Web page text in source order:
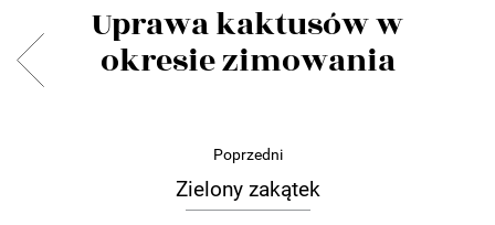
Uprawa kaktusów w
okresie zimowania
Poprzedni
Zielony zakątek